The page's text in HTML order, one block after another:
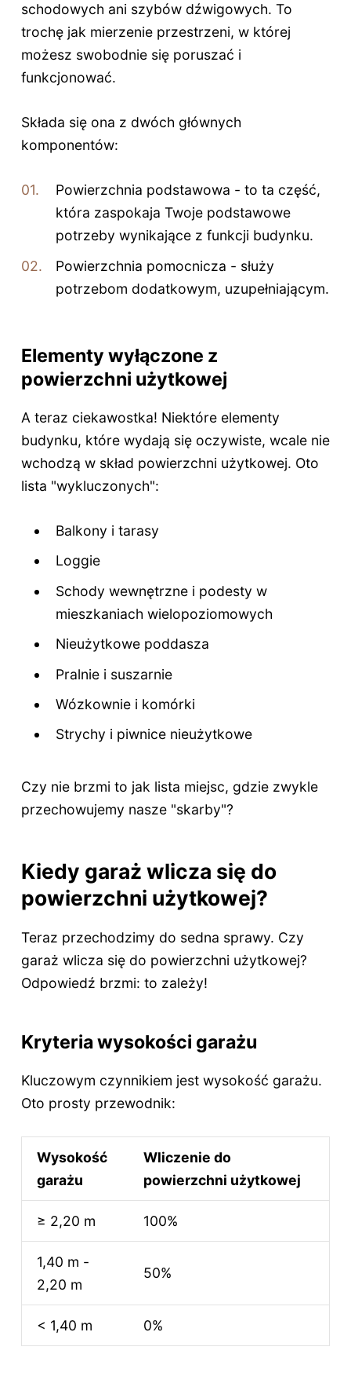
schodowych ani szybów dźwigowych. To
trochę jak mierzenie przestrzeni, w której
możesz swobodnie się poruszać i
funkcjonować.
Składa się ona z dwóch głównych
komponentów:
Powierzchnia podstawowa - to ta część,
która zaspokaja Twoje podstawowe
potrzeby wynikające z funkcji budynku.
Powierzchnia pomocnicza - służy
potrzebom dodatkowym, uzupełniającym.
Elementy wyłączone z
powierzchni użytkowej
A teraz ciekawostka! Niektóre elementy
budynku, które wydają się oczywiste, wcale nie
wchodzą w skład powierzchni użytkowej. Oto
lista "wykluczonych":
Balkony i tarasy
Loggie
Schody wewnętrzne i podesty w
mieszkaniach wielopoziomowych
Nieużytkowe poddasza
Pralnie i suszarnie
Wózkownie i komórki
Strychy i piwnice nieużytkowe
Czy nie brzmi to jak lista miejsc, gdzie zwykle
przechowujemy nasze "skarby"?
Kiedy garaż wlicza się do
powierzchni użytkowej?
Teraz przechodzimy do sedna sprawy. Czy
garaż wlicza się do powierzchni użytkowej?
Odpowiedź brzmi: to zależy!
Kryteria wysokości garażu
Kluczowym czynnikiem jest wysokość garażu.
Oto prosty przewodnik:
Wysokość
garażu
Wliczenie do
powierzchni użytkowej
≥ 2,20 m 100%
1,40 m -
2,20 m
50%
< 1,40 m 0%